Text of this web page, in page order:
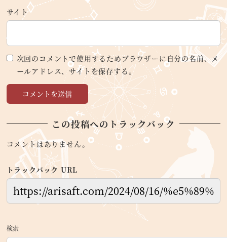
サイト
次回のコメントで使用するためブラウザーに自分の名前、メ
ールアドレス、サイトを保存する。
この投稿へのトラックバック
コメントはありません。
トラックバック URL
検索